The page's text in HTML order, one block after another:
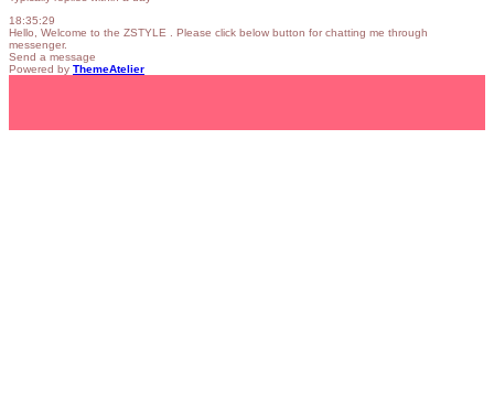
18:35:29
Hello, Welcome to the ZSTYLE . Please click below button for chatting me through
messenger.
Send a message
Powered by ThemeAtelier